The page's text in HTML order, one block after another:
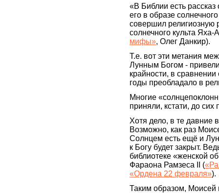
«В Библии есть
его в образе
совершил религиозную
солнечного культа Яха-
мифы», Олег Данкир).
Т.е. вот эти метания
Лунным Богом -
крайности, в
годы преобладало в
Многие
приняли, кстати, до сих
Хотя дело, в те давние
Возможно, как раз
Солнцем есть ещё и
к Богу будет закрыт.
библиотеке «женской
Фараона Рамзеса II (
«Ордена 22 февраля»).
Таким образом, Моисей